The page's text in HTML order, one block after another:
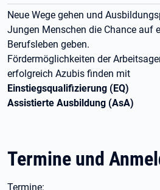
Neue Wege gehen und
Jungen Menschen die Chance auf
Berufsleben geben.
Fördermöglichkeiten der
erfolgreich Azubis finden mit
Einstiegsqualifizierung (EQ)
Assistierte Ausbildung (AsA)
Termine und
Termine: